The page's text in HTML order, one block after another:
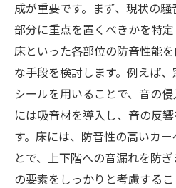
防音リフォームで叶
大阪府の防音リフォ
実現
大阪府の都市部ならでは
都市部特有の騒音対
大阪府の都市環境に
略
成が重要です。まず、現状の
部分に重点を置くべきかを特定
床といった各部位の防音性能
な手段を検討します。例えば
シールを用いることで、音の
には吸音材を導入し、音の反
す。床には、防音性の高いカ
とで、上下階への音漏れを防
の要素をしっかりと考慮する